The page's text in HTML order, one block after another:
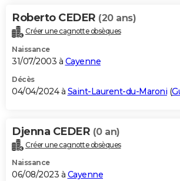
Roberto CEDER (20 ans)
Créer une cagnotte obsèques
Naissance
31/07/2003 à Cayenne
Décès
04/04/2024 à Saint-Laurent-du-Maroni (
Djenna CEDER (0 an)
Créer une cagnotte obsèques
Naissance
06/08/2023 à Cayenne